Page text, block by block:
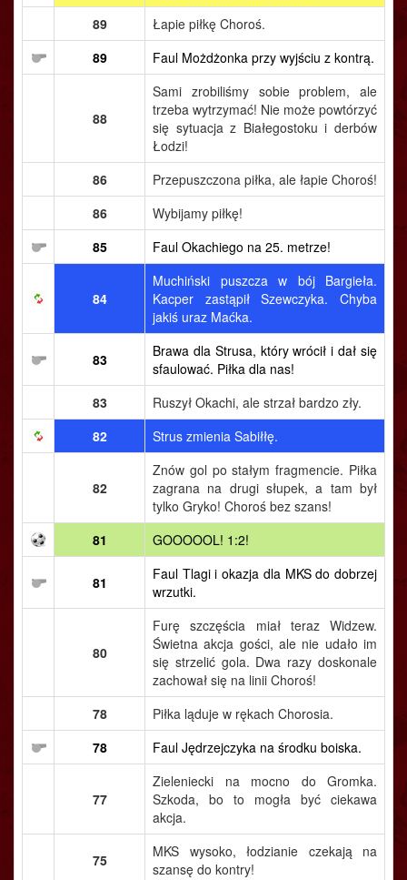
89
Łapie piłkę Choroś.
89
Faul Możdżonka przy wyjściu z kontrą.
88
Sami zrobiliśmy sobie problem, ale
trzeba wytrzymać! Nie może powtórzyć
się sytuacja z Białegostoku i derbów
Łodzi!
86
Przepuszczona piłka, ale łapie Choroś!
86
Wybijamy piłkę!
85
Faul Okachiego na 25. metrze!
84
Muchiński puszcza w bój Bargieła.
Kacper zastąpił Szewczyka. Chyba
jakiś uraz Maćka.
83
Brawa dla Strusa, który wrócił i dał się
sfaulować. Piłka dla nas!
83
Ruszył Okachi, ale strzał bardzo zły.
82
Strus zmienia Sabiłłę.
82
Znów gol po stałym fragmencie. Piłka
zagrana na drugi słupek, a tam był
tylko Gryko! Choroś bez szans!
81
GOOOOOL! 1:2!
81
Faul Tlagi i okazja dla MKS do dobrzej
wrzutki.
80
Furę szczęścia miał teraz Widzew.
Świetna akcja gości, ale nie udało im
się strzelić gola. Dwa razy doskonale
zachował się na linii Choroś!
78
Piłka ląduje w rękach Chorosia.
78
Faul Jędrzejczyka na środku boiska.
77
Zieleniecki na mocno do Gromka.
Szkoda, bo to mogła być ciekawa
akcja.
75
MKS wysoko, łodzianie czekają na
szansę do kontry!